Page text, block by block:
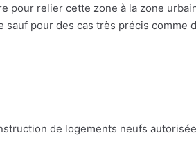
pour relier cette zone à la zone
pour des cas très précis comme
de logements neufs